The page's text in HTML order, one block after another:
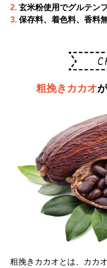
2. 玄米粉使用でグルテンフ
3. 保存料、着色料、香料無
粗挽きカカオ
粗挽きカカオとは、カカ